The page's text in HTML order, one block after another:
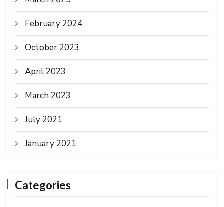
February 2024
October 2023
April 2023
March 2023
July 2021
January 2021
Categories